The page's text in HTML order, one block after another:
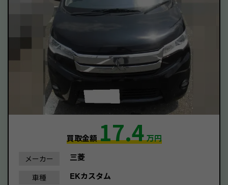
買取金額17.4万円
メーカー 三菱
車種 EKカスタム